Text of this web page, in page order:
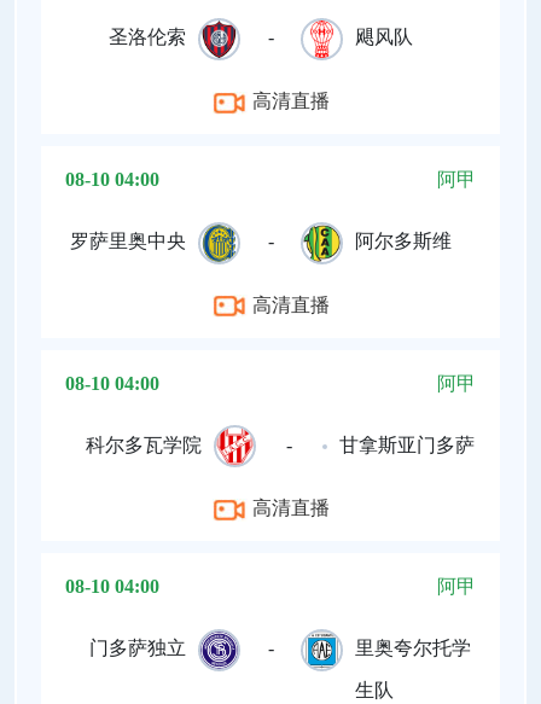
圣洛伦索 - 飓风队
高清直播
08-10 04:00 阿甲
罗萨里奥中央 - 阿尔多斯维
高清直播
08-10 04:00 阿甲
科尔多瓦学院 - 甘拿斯亚门多萨
高清直播
08-10 04:00 阿甲
门多萨独立 - 里奥夸尔托学
生队